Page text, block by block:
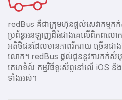
redBus គឺជាក្រុមហ៊ុនផ្តល់សេវាកម្មក
ប្រព័ន្ធអនឡាញដ៏ធំជាងគេលើពិភពល
អតិថិជនដែលមានភាពរីករាយ ច្រើន
លោក។ redBus ផ្ដល់ជូននូវការកក់សំបុ
គេហទំព័រ កម្មវិធីទូរស័ព្ចនៅលើ iOS
ទាំងអស់។